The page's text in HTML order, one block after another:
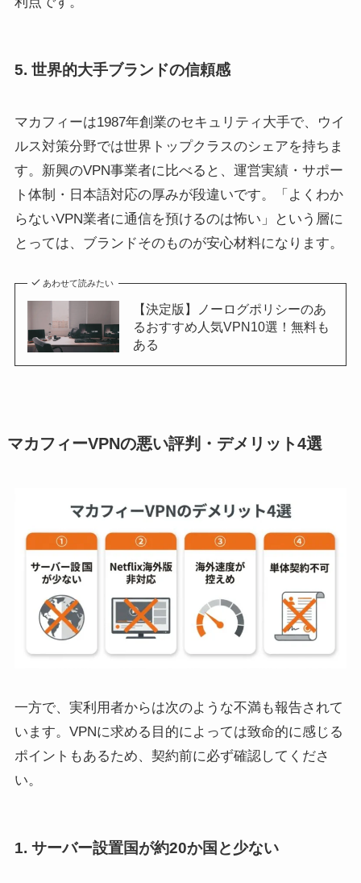
5. 世界的大手ブランドの信頼感
マカフィーは1987年創業のセキュリティ大手で、ウイ
ルス対策分野では世界トップクラスのシェアを持ちま
す。新興のVPN事業者に比べると、運営実績・サポー
ト体制・日本語対応の厚みが段違いです。「よくわか
らないVPN業者に通信を預けるのは怖い」という層に
とっては、ブランドそのものが安心材料になります。
あわせて読みたい
【決定版】ノーログポリシーのあ
るおすすめ人気VPN10選！無料も
ある
マカフィーVPNの悪い評判・デメリット4選
一方で、実利用者からは次のような不満も報告されて
います。VPNに求める目的によっては致命的に感じる
ポイントもあるため、契約前に必ず確認してくださ
い。
1. サーバー設置国が約20か国と少ない